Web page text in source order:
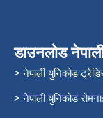
डाउनलोड
> नेपाली युनिकोड
> नेपाली युनिकोड